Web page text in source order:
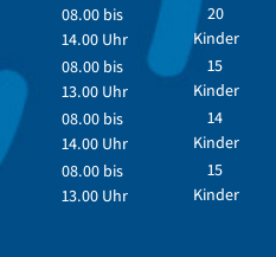
08.00 bis
14.00 Uhr
20
Kinder
08.00 bis
13.00 Uhr
15
Kinder
08.00 bis
14.00 Uhr
14
Kinder
08.00 bis
13.00 Uhr
15
Kinder